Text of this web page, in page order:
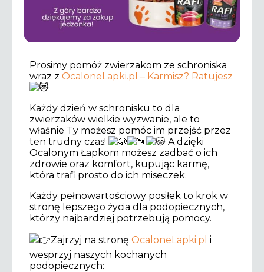
Prosimy pomóż zwierzakom ze schroniska
wraz z OcaloneLapki.pl – Karmisz? Ratujesz
Każdy dzień w schronisku to dla
zwierzaków wielkie wyzwanie, ale to
właśnie Ty możesz pomóc im przejść przez
ten trudny czas!
A dzięki
Ocalonym Łapkom możesz zadbać o ich
zdrowie oraz komfort, kupując karmę,
która trafi prosto do ich miseczek.
Każdy pełnowartościowy posiłek to krok w
stronę lepszego życia dla podopiecznych,
którzy najbardziej potrzebują pomocy.
Zajrzyj na stronę OcaloneLapki.pl i
wesprzyj naszych kochanych
podopiecznych: